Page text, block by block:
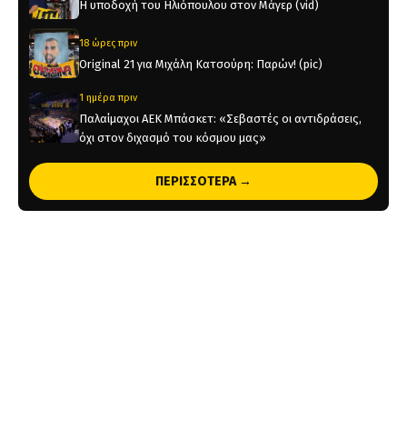
Η υποδοχή του Ηλιόπουλου στον Μάγερ (vid)
18 ώρες πριν
Original 21 για Μιχάλη Κατσούρη: Παρών! (pic)
1 ημέρα πριν
Παλαίμαχοι ΑΕΚ Μπάσκετ: «Σεβαστές οι αντιδράσεις,
όχι στον διχασμό του κόσμου μας»
1 ημέρα πριν
Χάντμπολ Γυναικών: Παίκτρια της ΑΕΚ η Νικολίνα
ΠΕΡΙΣΣΟΤΕΡΑ →